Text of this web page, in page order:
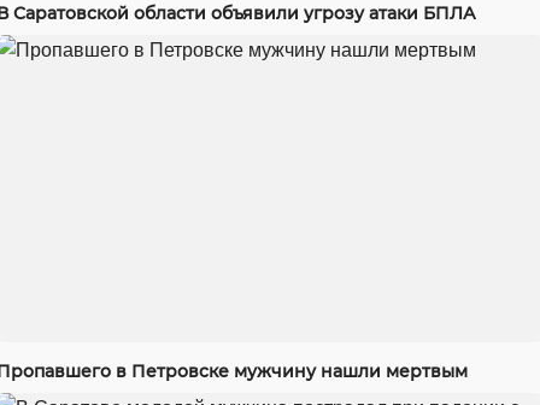
Саратовской области объявили угрозу атаки БПЛА
в Петровске мужчину нашли мертвым